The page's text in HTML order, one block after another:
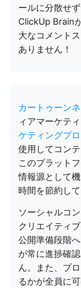
ールに分散せ
ClickUp Brain
大なコメント
ありません！
カートゥーン
ィアマーケテ
ケティングプ
使用してコン
このプラット
情報源として
時間を節約して
ソーシャルコ
クリエイティ
公開準備段階
が常に進捗確
ん。また、プ
るかが全員に